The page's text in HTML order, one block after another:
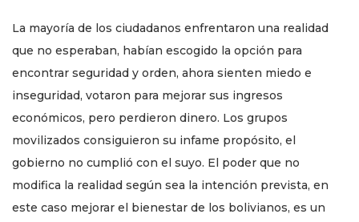
La mayoría de los ciudadanos enfrentaron una realidad
que no esperaban, habían escogido la opción para
encontrar seguridad y orden, ahora sienten miedo e
inseguridad, votaron para mejorar sus ingresos
económicos, pero perdieron dinero. Los grupos
movilizados consiguieron su infame propósito, el
gobierno no cumplió con el suyo. El poder que no
modifica la realidad según sea la intención prevista, en
este caso mejorar el bienestar de los bolivianos, es un